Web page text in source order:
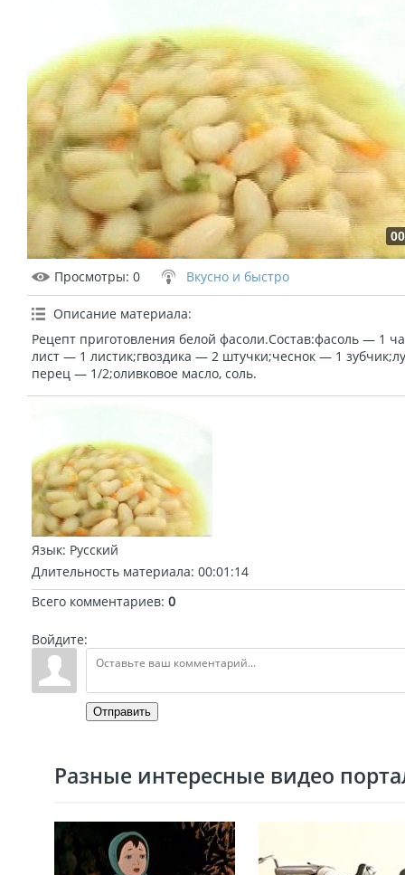
Просмотры: 0 Вкусно и быстро
Описание материала:
Рецепт приготовления белой фасоли.Состав:фасоль — 1
лист — 1 листик;гвоздика — 2 штучки;чеснок — 1
перец — 1/2;оливковое масло, соль.
Язык: Русский
Длительность материала: 00:01:14
Всего комментариев: 0
Войдите:
Отправить
Разные интересные видео